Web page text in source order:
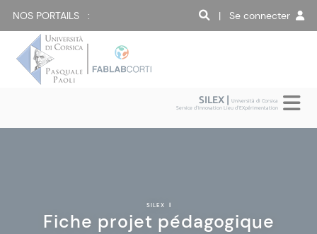
NOS PORTAILS : | Se connecter
SILEX |Università di Corsica
Service d'Innovation Lieu d'EXpérimentation
SILEX |
Fiche projet pédagogique